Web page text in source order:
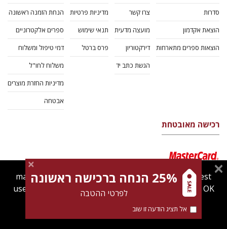
סדרות
הוצאת אקדמון
הוצאות ספרים מתארחות
צרו קשר
מועצה מדעית
דירקטוריון
הגשת כתב יד
מדיניות פרטיות
תנאי שימוש
פרס ברטל
הנחת הזמנה ראשונה
ספרים אלקטרוניים
דמי טיפול ומשלוח
משלוח לחו"ל
מדיניות החזרת מוצרים
אבטחה
רכישה מאובטחת
magnespress.co.il uses cookies to give you the best
user experience. Using this website means you're OK
Find out more about ourcookies policy
25% הנחה ברכישה ראשונה
לפרטי ההטבה
אל תציג הודעה זו שוב